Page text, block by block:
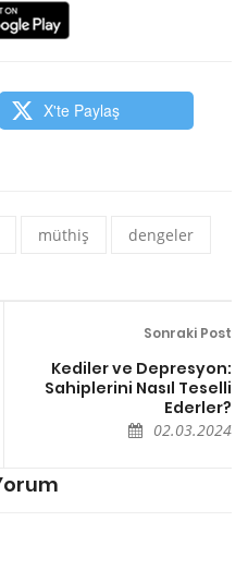
X'te Paylaş
müthiş dengeler
Sonraki Post
Kediler ve Depresyon:
Sahiplerini Nasıl Teselli
Ederler?
02.03.2024